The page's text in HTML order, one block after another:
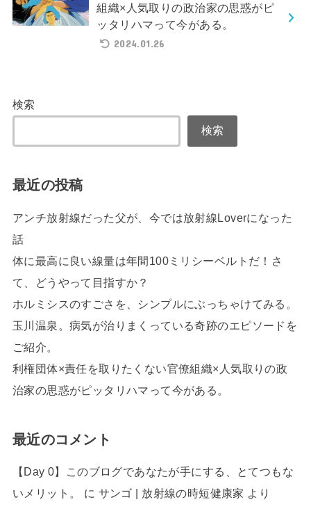
組織×人気取りの政治家の思惑がピ
ッタリハマって今がある。
2024.01.26
検索
検索
最近の投稿
アンチ放射線だった父が、今では放射線Loverになった
話
体に最高に良い線量は年間100ミリシーベルトだ！さ
て、どうやって目指すか？
ホルミシスのすごさを、シンプルにぶっちゃけてみる。
玉川温泉。病気が治りまくっている奇跡のエピソードを
ご紹介。
利権団体×責任を取りたくない官僚組織×人気取りの政
治家の思惑がピッタリハマって今がある。
最近のコメント
【Day 0】このブログであなたが手にする、とてつもな
いメリット。
に サンゴ | 放射線の時短健康家 より